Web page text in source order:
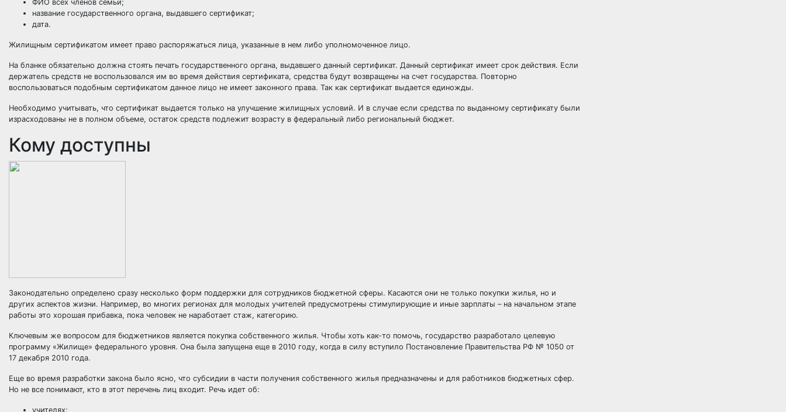
ФИО всех членов семьи;
название государственного органа, выдавшего сертификат;
дата.
Жилищным сертификатом имеет право распоряжаться лица, указанные в нем либо уполномоченное лицо.
На бланке обязательно должна стоять печать государственного органа, выдавшего данный сертификат. Данный сертификат имеет срок действия. Если
держатель средств не воспользовался им во время действия сертификата, средства будут возвращены на счет государства. Повторно
воспользоваться подобным сертификатом данное лицо не имеет законного права. Так как сертификат выдается единожды.
Необходимо учитывать, что сертификат выдается только на улучшение жилищных условий. И в случае если средства по выданному сертификату были
израсходованы не в полном объеме, остаток средств подлежит возрасту в федеральный либо региональный бюджет.
Кому доступны
Законодательно определено сразу несколько форм поддержки для сотрудников бюджетной сферы. Касаются они не только покупки жилья, но и
других аспектов жизни. Например, во многих регионах для молодых учителей предусмотрены стимулирующие и иные зарплаты – на начальном этапе
работы это хорошая прибавка, пока человек не наработает стаж, категорию.
Ключевым же вопросом для бюджетников является покупка собственного жилья. Чтобы хоть как-то помочь, государство разработало целевую
программу «Жилище» федерального уровня. Она была запущена еще в 2010 году, когда в силу вступило Постановление Правительства РФ № 1050 от
17 декабря 2010 года.
Еще во время разработки закона было ясно, что субсидии в части получения собственного жилья предназначены и для работников бюджетных сфер.
Но не все понимают, кто в этот перечень лиц входит. Речь идет об:
учителях;